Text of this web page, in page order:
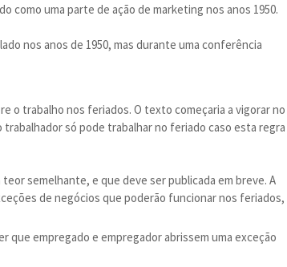
como uma parte de ação de marketing nos anos 1950.
nos anos de 1950, mas durante uma conferência
o trabalho nos feriados. O texto começaria a vigorar no
trabalhador só pode trabalhar no feriado caso esta regra
semelhante, e que deve ser publicada em breve. A
de negócios que poderão funcionar nos feriados,
que empregado e empregador abrissem uma exceção